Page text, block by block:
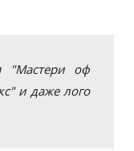
"Мастери оф
и даже лого